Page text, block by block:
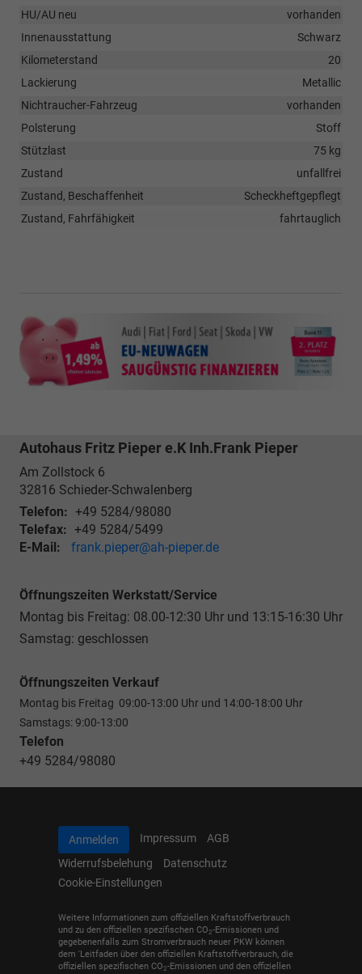
HU/AU neu
vorhanden
Innenausstattung
Schwarz
Kilometerstand
20
Lackierung
Metallic
Nichtraucher-Fahrzeug
vorhanden
Polsterung
Stoff
Stützlast
75 kg
Zustand
unfallfrei
Zustand, Beschaffenheit
Scheckheftgepflegt
Zustand, Fahrfähigkeit
fahrtauglich
Autohaus Fritz Pieper e.K Inh.Frank Pieper
Am Zollstock 6
32816 Schieder-Schwalenberg
Telefon: +49 5284/98080
Telefax: +49 5284/5499
E-Mail:
frank.pieper@ah-pieper.de
Öffnungszeiten Werkstatt/Service
Montag bis Freitag: 08.00-12:30 Uhr und 13:15-16:30 Uhr
Samstag: geschlossen
Öffnungszeiten Verkauf
Montag bis Freitag 09:00-13:00 Uhr und 14:00-18:00 Uhr
Samstags: 9:00-13:00
Telefon
+49 5284/98080
Anmelden Impressum
AGB
Widerrufsbelehung
Datenschutz
Cookie-Einstellungen
Weitere Informationen zum offiziellen Kraftstoffverbrauch
und zu den offiziellen spezifischen CO2-Emissionen und
gegebenenfalls zum Stromverbrauch neuer PKW können
dem 'Leitfaden über den offiziellen Kraftstoffverbrauch, die
offiziellen spezifischen CO2-Emissionen und den offiziellen